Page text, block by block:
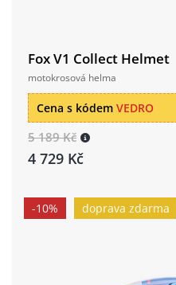
Fox V1 Collect Helmet
motokrosová helma
Cena s kódem VEDRO
5 189 Kč
4 729 Kč
-10% doprava zdarma